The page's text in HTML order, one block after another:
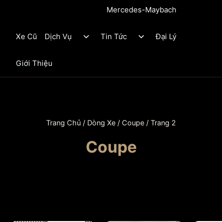
Mercedes-Maybach
Xe Cũ Dịch Vụ
ToggleTin Tức
ToggleĐại Lý
Giới Thiệu
Trang Chủ / Dòng Xe / Coupe / Trang 2
Coupe